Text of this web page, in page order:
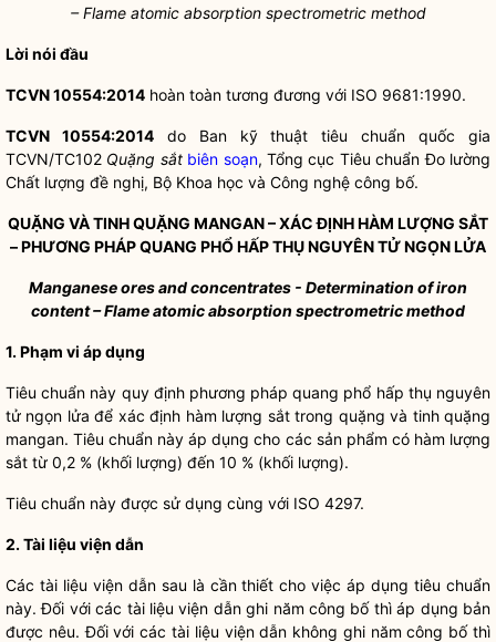
– Flame atomic absorption spectrometric method
Lời nói đầu
TCVN 10554:2014 hoàn toàn tương đương với ISO 9681:1990.
TCVN 10554:2014do Ban kỹ thuật tiêu chuẩnquốc gia
TCVN/TC102 Quặng sắt biên soạn, Tổng cục Tiêu chuẩn Đo lường
Chất lượng đề nghị, Bộ Khoa học và Công nghệ công bố.
QUẶNG VÀ TINH QUẶNG MANGAN – XÁC ĐỊNH HÀM LƯỢNG SẮT
– PHƯƠNG PHÁP QUANG PHỔ HẤP THỤ NGUYÊN TỬ NGỌN LỬA
Manganese ores and concentrates - Determination of iron
content – Flame atomic absorption spectrometric method
1. Phạm vi áp dụng
Tiêu chuẩn này quy định phương pháp quang phổ hấp thụ nguyên
tử ngọn lửa để xác định hàm lượng sắt trong quặng và tinh quặng
mangan. Tiêu chuẩn này áp dụng cho các sản phẩm có hàm lượng
sắt từ 0,2 % (khối lượng) đến 10 % (khối lượng).
Tiêu chuẩn này được sử dụng cùng với ISO 4297.
2. Tài liệu viện dẫn
Các tài liệu viện dẫn sau là cần thiết cho việc áp dụng tiêu chuẩn
này. Đối với các tài liệu viện dẫn ghi năm công bố thì áp dụng bản
được nêu. Đối với các tài liệu viện dẫn không ghi năm công bố thì